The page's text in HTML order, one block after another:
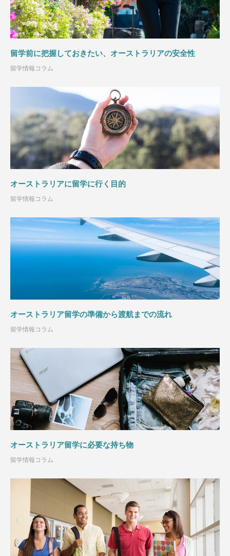
留学前に把握しておきたい、オーストラリアの安全性
留学情報コラム
オーストラリアに留学に行く目的
留学情報コラム
オーストラリア留学の準備から渡航までの流れ
留学情報コラム
オーストラリア留学に必要な持ち物
留学情報コラム